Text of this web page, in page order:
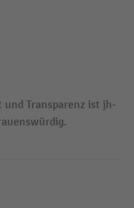
Transparenz ist jh-